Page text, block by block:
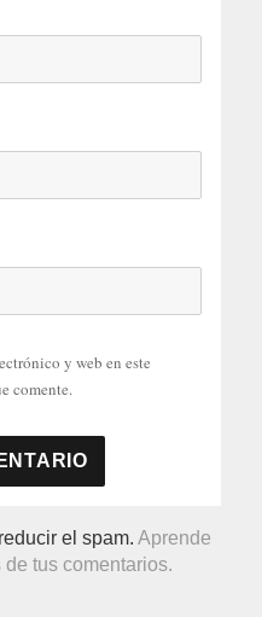
y web en este
comente.
el spam.Aprende
tus comentarios.